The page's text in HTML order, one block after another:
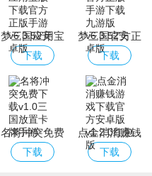
梦三国应用宝
版下载官方正
版手游
下载
梦三国官方正
版手游下载九
下载
名将冲突免费
下载
下载
点金消消赚钱
游戏下载官方
下载